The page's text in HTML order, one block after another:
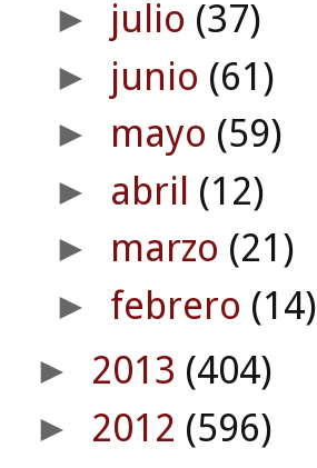
► julio (37)
► junio (61)
► mayo (59)
► abril (12)
► marzo (21)
► febrero (14)
► 2013 (404)
► 2012 (596)